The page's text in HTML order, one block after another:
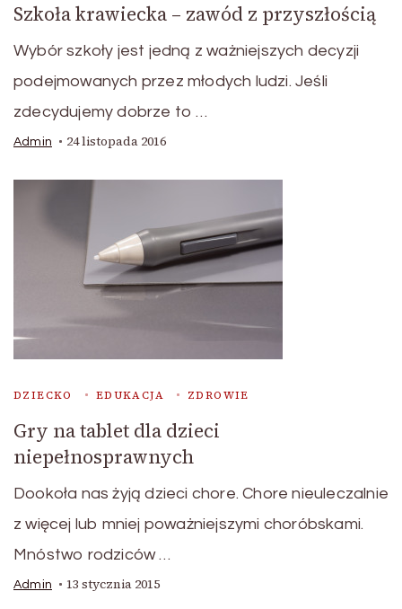
Szkoła krawiecka – zawód z przyszłością
Wybór szkoły jest jedną z ważniejszych decyzji
podejmowanych przez młodych ludzi. Jeśli
zdecydujemy dobrze to …
Admin 24 listopada 2016
DZIECKO EDUKACJA ZDROWIE
Gry na tablet dla dzieci
niepełnosprawnych
Dookoła nas żyją dzieci chore. Chore nieuleczalnie
z więcej lub mniej poważniejszymi choróbskami.
Mnóstwo rodziców …
Admin 13 stycznia 2015